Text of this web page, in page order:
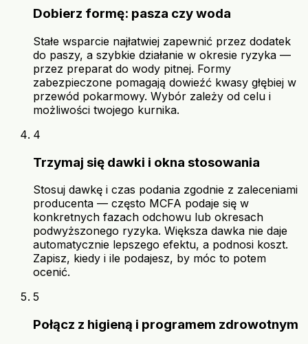
Dobierz formę: pasza czy woda
Stałe wsparcie najłatwiej zapewnić przez dodatek
do paszy, a szybkie działanie w okresie ryzyka —
przez preparat do wody pitnej. Formy
zabezpieczone pomagają dowieźć kwasy głębiej w
przewód pokarmowy. Wybór zależy od celu i
możliwości twojego kurnika.
4
Trzymaj się dawki i okna stosowania
Stosuj dawkę i czas podania zgodnie z zaleceniami
producenta — często MCFA podaje się w
konkretnych fazach odchowu lub okresach
podwyższonego ryzyka. Większa dawka nie daje
automatycznie lepszego efektu, a podnosi koszt.
Zapisz, kiedy i ile podajesz, by móc to potem
ocenić.
5
Połącz z higieną i programem zdrowotnym